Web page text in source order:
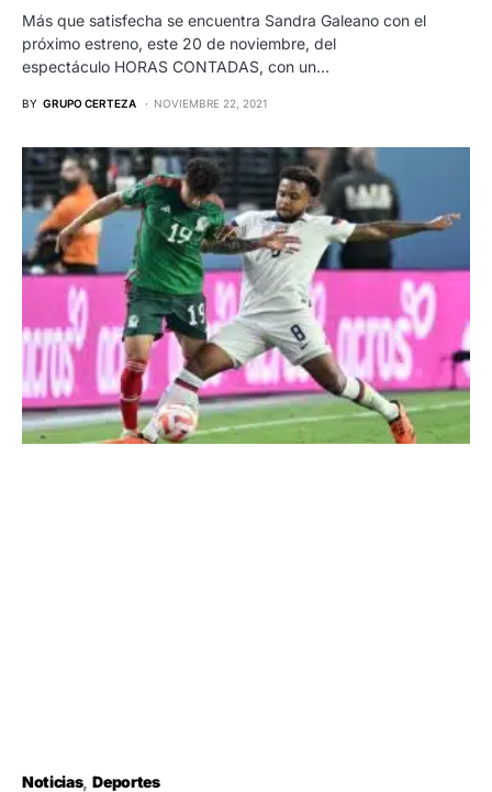
Más que satisfecha se encuentra Sandra Galeano con el
próximo estreno, este 20 de noviembre, del
espectáculo HORAS CONTADAS, con un…
BY GRUPO CERTEZA NOVIEMBRE 22, 2021
Noticias Deportes